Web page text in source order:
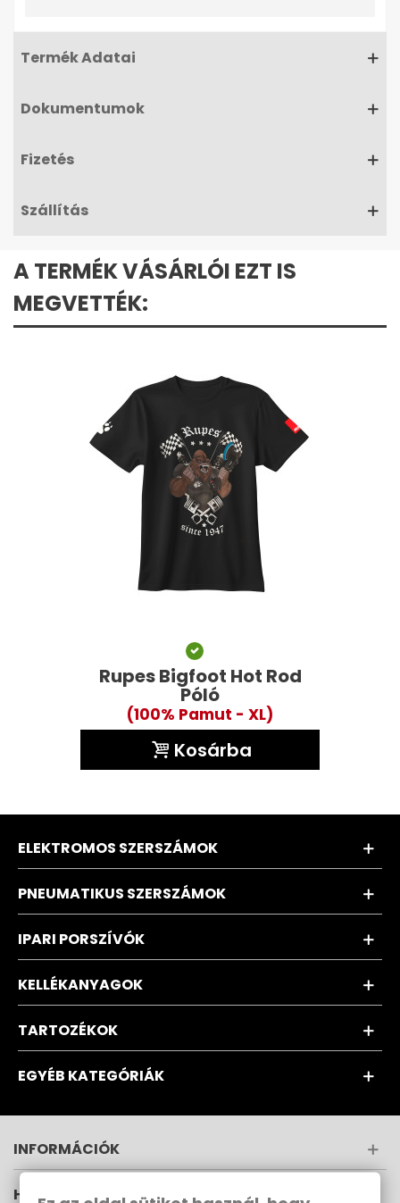
Termék Adatai
Dokumentumok
Fizetés
Szállítás
A TERMÉK VÁSÁRLÓI EZT IS
MEGVETTÉK:
Rupes Bigfoot Hot Rod
Póló
(100% Pamut - XL)
Kosárba
ELEKTROMOS SZERSZÁMOK
PNEUMATIKUS SZERSZÁMOK
IPARI PORSZÍVÓK
KELLÉKANYAGOK
TARTOZÉKOK
EGYÉB KATEGÓRIÁK
INFORMÁCIÓK
HÍRLEVÉL